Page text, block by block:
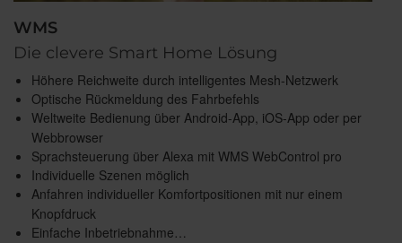
WMS
Die clevere Smart Home Lösung
Höhere Reichweite durch intelligentes Mesh-Netzwerk
Optische Rückmeldung des Fahrbefehls
Weltweite Bedienung über Android-App, iOS-App oder per
Webbrowser
Sprachsteuerung über Alexa mit WMS WebControl pro
Individuelle Szenen möglich
Anfahren individueller Komfortpositionen mit nur einem
Knopfdruck
Einfache Inbetriebnahme…